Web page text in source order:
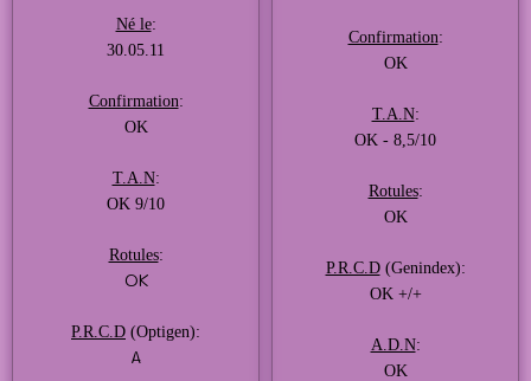
Né le:
30.05.11
Confirmation:
OK
T.A.N:
OK 9/10
Rotules:
OK
P.R.C.D (Optigen):
A
Confirmation:
OK
T.A.N:
OK - 8,5/10
Rotules:
OK
P.R.C.D(Genindex):
OK +/+
A.D.N:
OK